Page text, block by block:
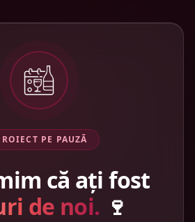
PE PAUZĂ
că ați fost
de noi. 🍷